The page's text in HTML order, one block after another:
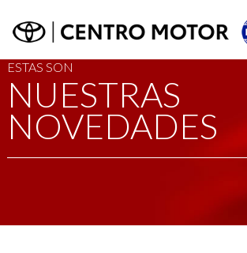
ESTAS SON
NUESTRAS
NOVEDADES